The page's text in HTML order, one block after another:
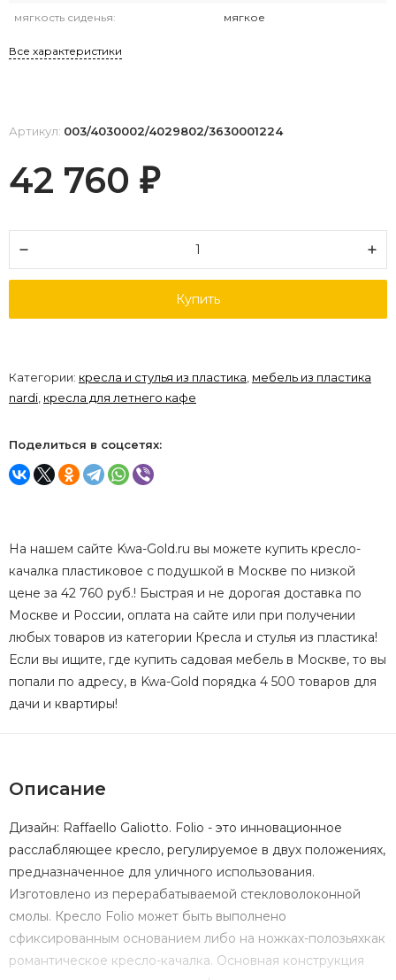
мягкость сиденья: мягкое
Все характеристики
Артикул: 003/4030002/4029802/3630001224
42 760 ₽
Купить
Категории: кресла и стулья из пластика, мебель из пластика
nardi, кресла для летнего кафе
Поделиться в соцсетях:
На нашем сайте Kwa-Gold.ru вы можете купить кресло-
качалка пластиковое с подушкой в Москве по низкой
цене за 42 760 руб.! Быстрая и не дорогая доставка по
Москве и России, оплата на сайте или при получении
любых товаров из категории Кресла и стулья из пластика!
Если вы ищите, где купить садовая мебель в Москве, то вы
попали по адресу, в Kwa-Gold порядка 4 500 товаров для
дачи и квартиры!
Описание
Дизайн: Raffaello Galiotto. Folio - это инновационное
расслабляющее кресло, регулируемое в двух положениях,
предназначенное для уличного использования.
Изготовлено из перерабатываемой стекловолоконной
смолы. Кресло Folio может быть выполнено
сфиксированным основанием либо на ножках-полозьяхкак
романтическое кресло-качалка. Основная конструкция